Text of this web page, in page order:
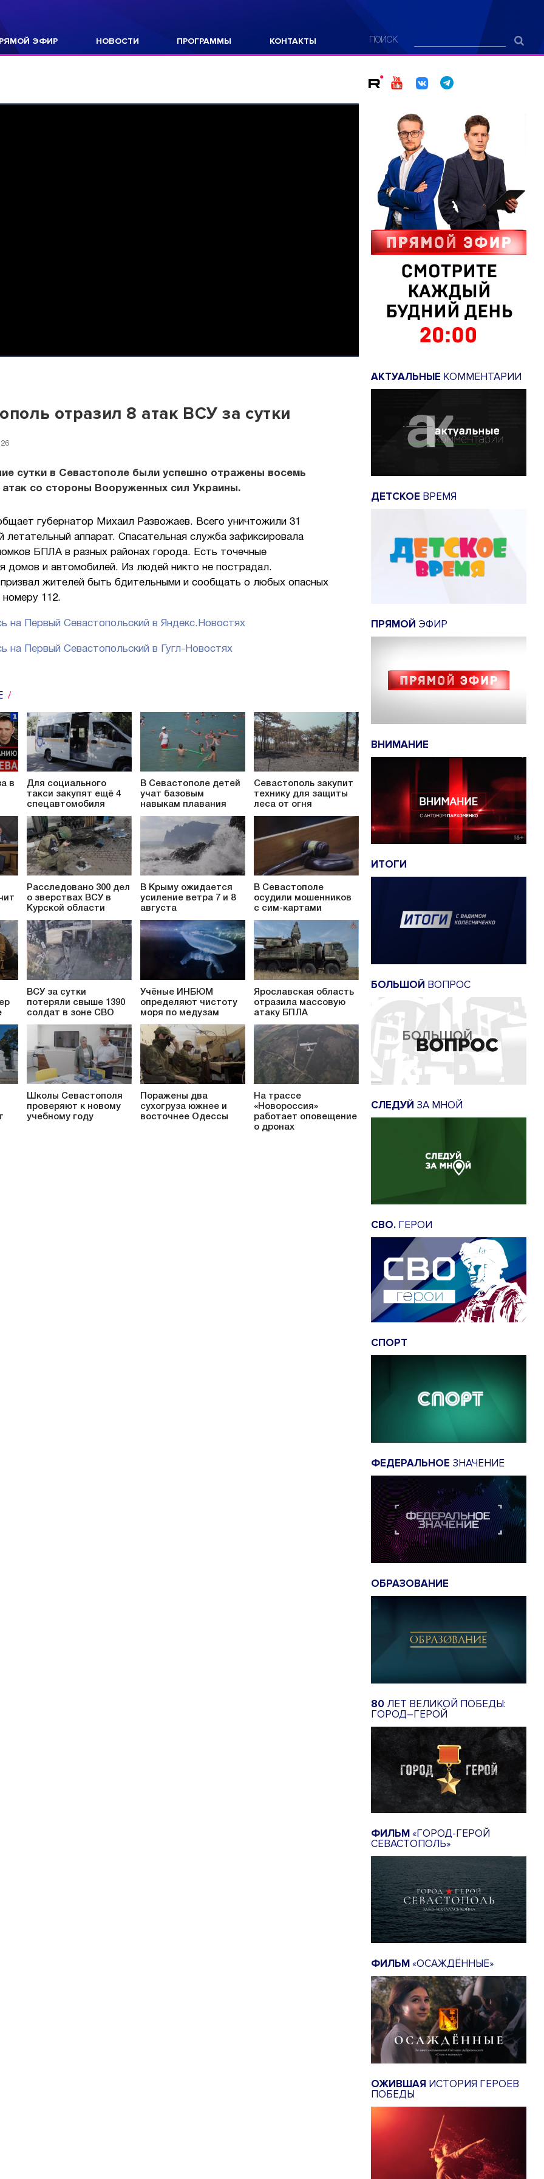
ЭФИР НОВОСТИ ПРОГРАММЫ КОНТАКТЫ ПОИСК
отразил 8 атак ВСУ за сутки
сутки в Севастополе были успешно отражены восемь
со стороны Вооруженных сил Украины.
губернатор Михаил Развожаев. Всего уничтожили 31
летательный аппарат. Спасательная служба зафиксировала
БПЛА в разных районах города. Есть точечные
домов и автомобилей. Из людей никто не пострадал.
призвал жителей быть бдительными и сообщать о любых опасных
номеру 112.
на Первый Севастопольский в Яндекс.Новостях
на Первый Севастопольский в Гугл-Новостях
в
Для социального
такси закупят ещё 4
спецавтомобиля
В Севастополе детей
учат базовым
навыкам плавания
Севастополь закупит
технику для защиты
леса от огня
Расследовано 300 дел
о зверствах ВСУ в
Курской области
В Крыму ожидается
усиление ветра 7 и 8
августа
В Севастополе
осудили мошенников
с сим-картами
ВСУ за сутки
потеряли свыше 1390
солдат в зоне СВО
Учёные ИНБЮМ
определяют чистоту
моря по медузам
Ярославская область
отразила массовую
атаку БПЛА
Школы Севастополя
проверяют к новому
учебному году
Поражены два
сухогруза южнее и
восточнее Одессы
На трассе
«Новороссия»
работает оповещение
о дронах
АКТУАЛЬНЫЕ КОММЕНТАРИИ
ДЕТСКОЕ ВРЕМЯ
ПРЯМОЙ ЭФИР
ВНИМАНИЕ
ИТОГИ
БОЛЬШОЙ ВОПРОС
СЛЕДУЙ ЗА МНОЙ
СВО. ГЕРОИ
СПОРТ
ФЕДЕРАЛЬНОЕ ЗНАЧЕНИЕ
ОБРАЗОВАНИЕ
80 ЛЕТ ВЕЛИКОЙ ПОБЕДЫ:
ГОРОД–ГЕРОЙ
ФИЛЬМ«ГОРОД-ГЕРОЙ
СЕВАСТОПОЛЬ»
ФИЛЬМ«ОСАЖДЁННЫЕ»
ОЖИВШАЯ ИСТОРИЯ ГЕРОЕВ
ПОБЕДЫ